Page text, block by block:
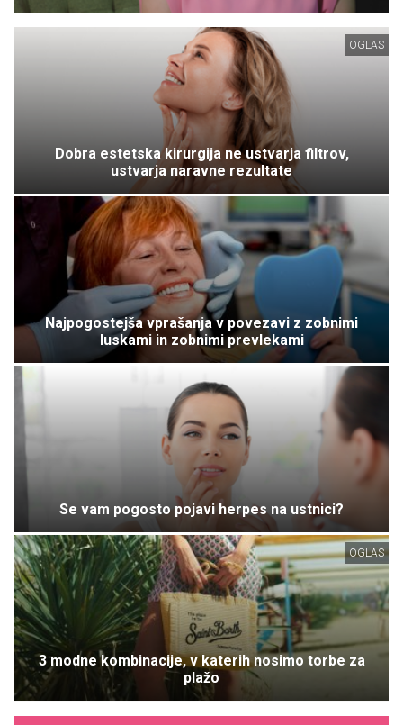
OGLAS
Dobra estetska kirurgija ne ustvarja filtrov,
ustvarja naravne rezultate
Najpogostejša vprašanja v povezavi z zobnimi
luskami in zobnimi prevlekami
Se vam pogosto pojavi herpes na ustnici?
OGLAS
3 modne kombinacije, v katerih nosimo torbe za
plažo